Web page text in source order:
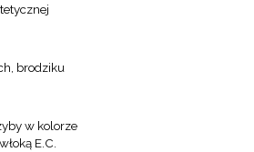
brodziku
w kolorze
E.C.